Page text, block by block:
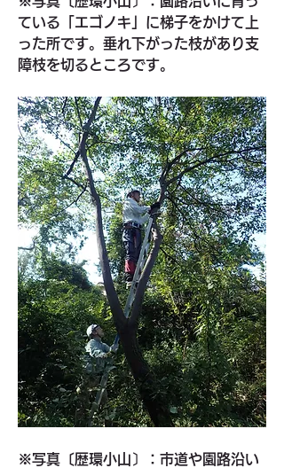
ている「エゴノキ」に梯子をかけて上
った所です。垂れ下がった枝があり支
障枝を切るところです。
※写真〔歴環小山〕：市道や園路沿い